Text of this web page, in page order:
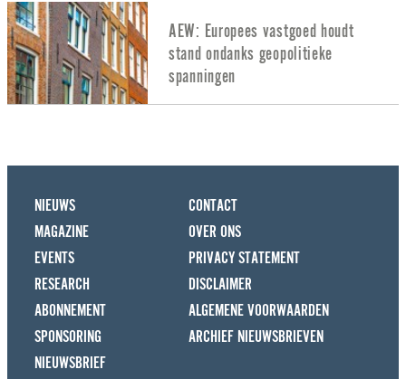
AEW: Europees vastgoed houdt
stand ondanks geopolitieke
spanningen
NIEUWS
MAGAZINE
EVENTS
RESEARCH
ABONNEMENT
SPONSORING
CONTACT
OVER ONS
PRIVACY STATEMENT
DISCLAIMER
ALGEMENE VOORWAARDEN
ARCHIEF NIEUWSBRIEVEN
NIEUWSBRIEF